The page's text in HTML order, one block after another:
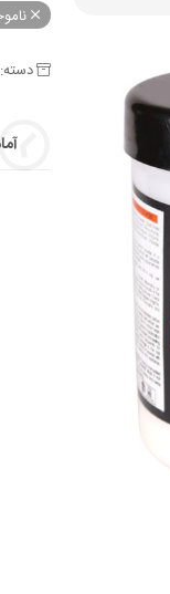
دسته: